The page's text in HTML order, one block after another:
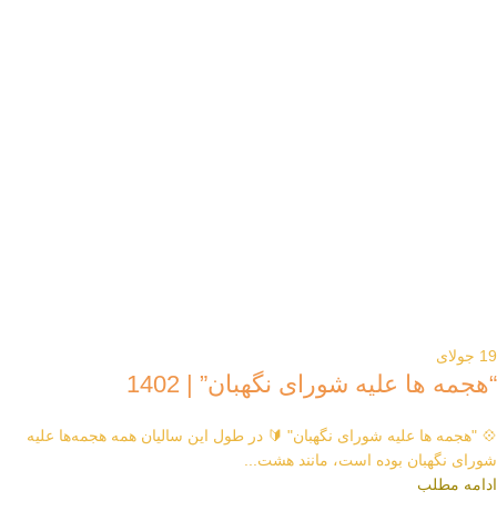
19 جولای
“هجمه ها علیه شورای نگهبان” | 1402
💠 "هجمه ها علیه شورای نگهبان" 🔰 در طول این سالیان همه هجمه‌ها علیه
شورای نگهبان بوده است، مانند هشت...
ادامه مطلب